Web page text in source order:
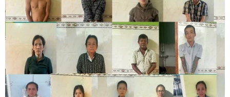
huyện Hoằng Hóa và thành phố Thanh Hóa với tổng số
tiền hơn 2 tỷ đồng.